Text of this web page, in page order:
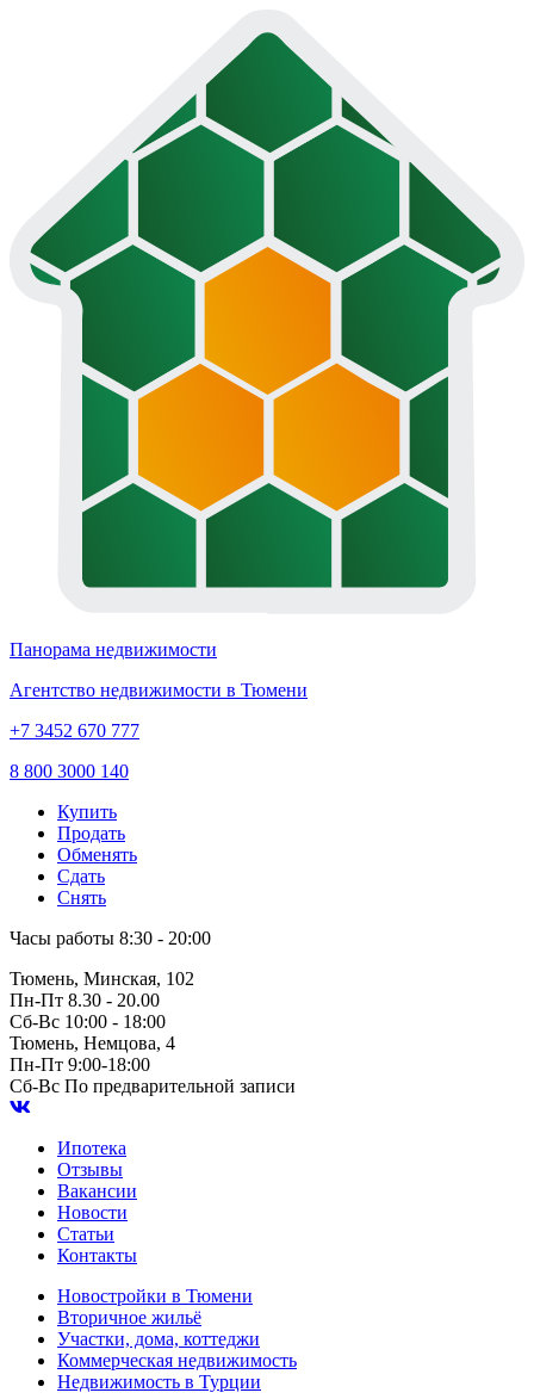
Панорама недвижимости
Агентство недвижимости в Тюмени
+7 3452 670 777
8 800 3000 140
Купить
Продать
Обменять
Сдать
Снять
Часы работы 8:30 - 20:00
Тюмень, Минская, 102
Пн-Пт 8.30 - 20.00
Сб-Вс 10:00 - 18:00
Тюмень, Немцова, 4
Пн-Пт 9:00-18:00
Сб-Вс По предварительной записи
Ипотека
Отзывы
Вакансии
Новости
Статьи
Контакты
Новостройки в Тюмени
Вторичное жильё
Участки, дома, коттеджи
Коммерческая недвижимость
Недвижимость в Турции